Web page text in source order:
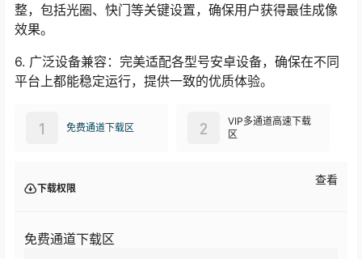
整，包括光圈、快门等关键设置，确保用户获得最佳成像
效果。
6. 广泛设备兼容：完美适配各型号安卓设备，确保在不同
平台上都能稳定运行，提供一致的优质体验。
免费通道下载区
1
VIP多通道高速下载
区
2
下载权限
查看
免费通道下载区